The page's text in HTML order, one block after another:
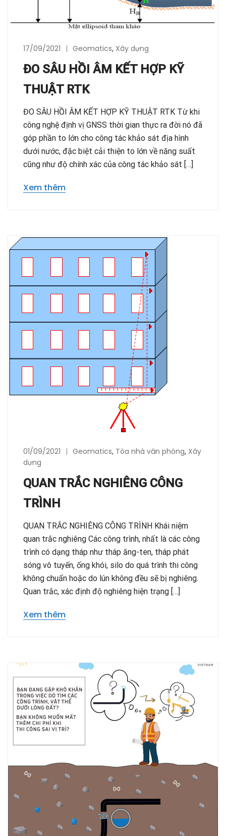
17/09/2021 Geomatics, Xây dựng
ĐO SÂU HỒI ÂM KẾT HỢP KỸ
THUẬT RTK
ĐO SÂU HỒI ÂM KẾT HỢP KỸ THUẬT RTK Từ khi
công nghệ định vị GNSS thời gian thực ra đời nó đã
góp phần to lớn cho công tác khảo sát địa hình
dưới nước, đặc biệt cải thiện to lớn về năng suất
cũng như độ chính xác của công tác khảo sát […]
Xem thêm
01/09/2021 Geomatics, Tòa nhà văn phòng, Xây
dựng
QUAN TRẮC NGHIÊNG CÔNG
TRÌNH
QUAN TRẮC NGHIÊNG CÔNG TRÌNH Khái niệm
quan trắc nghiêng Các công trình, nhất là các công
trình có dạng tháp như tháp ăng-ten, tháp phát
sóng vô tuyến, ống khói, silo do quá trình thi công
không chuẩn hoặc do lún không đều sẽ bị nghiêng.
Quan trắc, xác định độ nghiêng hiện trạng […]
Xem thêm